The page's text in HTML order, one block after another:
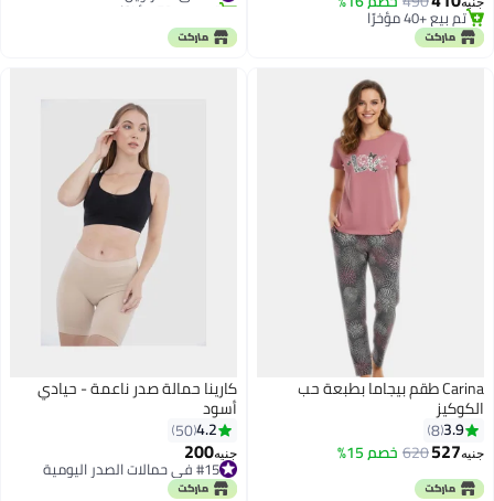
تم بيع +40 مؤخرًا
تم بيع +40 مؤخرًا
Carina طقم بيجاما بطبعة حب
الكوكيز
3.9
8
جنيه527
620 خصم 15% 4
كارينا حمالة صدر ناعمة - حيادي
أسود
4.2
50
جنيه200
#15 في حمالات الصدر اليومية
#15 في حمالات الصدر اليومية